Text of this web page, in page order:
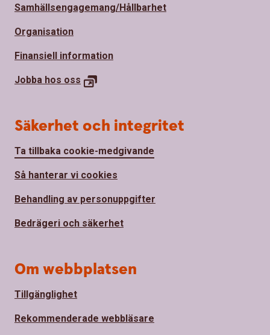
Samhällsengagemang/Hållbarhet
Organisation
Finansiell information
Jobba hos oss
Säkerhet och integritet
Ta tillbaka cookie-medgivande
Så hanterar vi cookies
Behandling av personuppgifter
Bedrägeri och säkerhet
Om webbplatsen
Tillgänglighet
Rekommenderade webbläsare